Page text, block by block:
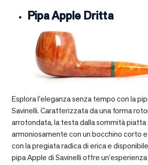
Pipa Apple Dritta
Esplora l’eleganza senza tempo con la
Savinelli. Caratterizzata da una forma
arrotondata, la testa dalla sommità piatta
armoniosamente con un bocchino corto
con la pregiata radica di erica e
pipa Apple di Savinelli offre